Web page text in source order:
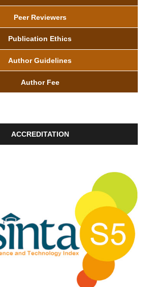
Peer Reviewers
Publication Ethics
Author Guidelines
Author Fee
ACCREDITATION